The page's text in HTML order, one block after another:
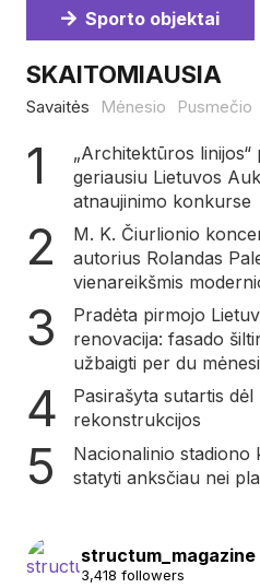
Sporto objektai
SKAITOMIAUSIA
Savaitės Mėnesio Pusmečio
„Architektūros
geriausiu Lietuvos
atnaujinimo konkurse
M. K. Čiurlionio
autorius Rolandas
vienareikšmis
Pradėta pirmojo
renovacija: fasado
užbaigti per du
Pasirašyta sutartis dėl
rekonstrukcijos
Nacionalinio stadiono
statyti anksčiau nei
structum_magazine
3,418 followers